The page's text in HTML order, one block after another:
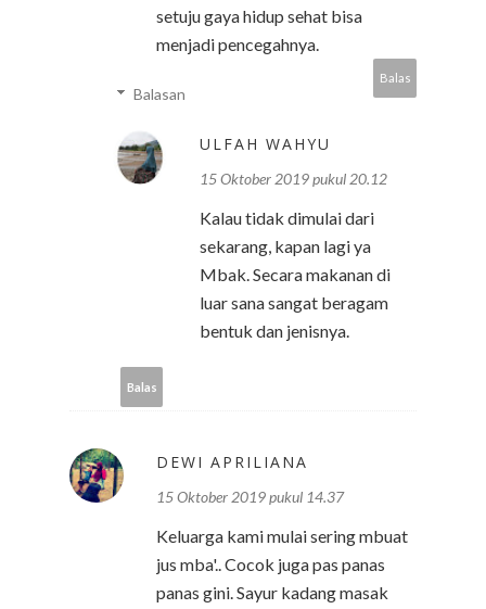
setuju gaya hidup sehat bisa
menjadi pencegahnya.
Balas
Balasan
ULFAH WAHYU
15 Oktober 2019 pukul 20.12
Kalau tidak dimulai dari
sekarang, kapan lagi ya
Mbak. Secara makanan di
luar sana sangat beragam
bentuk dan jenisnya.
Balas
DEWI APRILIANA
15 Oktober 2019 pukul 14.37
Keluarga kami mulai sering mbuat
jus mba'.. Cocok juga pas panas
panas gini. Sayur kadang masak